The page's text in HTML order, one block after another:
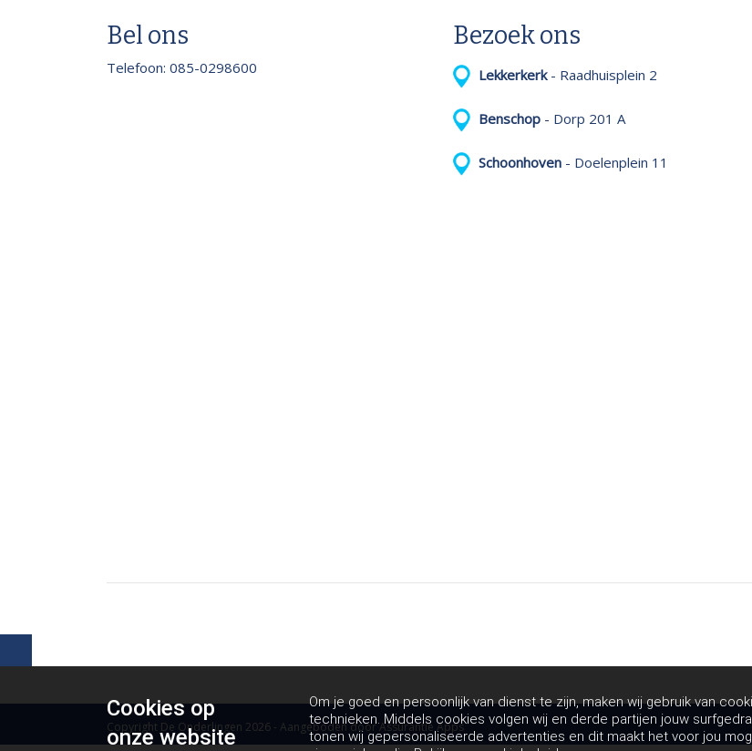
Bel ons
Telefoon: 085-0298600
Bezoek ons
Lekkerkerk - Raadhuisplein 2
Benschop - Dorp 201 A
Schoonhoven - Doelenplein 11
Copyright De Onderlingen 2026 - Aangeboden doorAssurantie Apps
Cookies op
onze website
Om je goed en persoonlijk van dienst te zijn, maken wij gebruik van
technieken. Middels cookies volgen wij en derde partijen jouw
tonen wij gepersonaliseerde advertenties en dit maakt het voor jou